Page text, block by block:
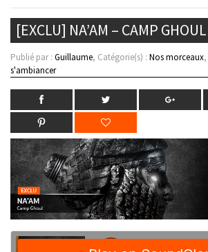
[EXCLU] NA’AM – CAMP GHOUL
Publié par : Guillaume, Catégorie(s) : Nos morceaux,
s'ambiancer